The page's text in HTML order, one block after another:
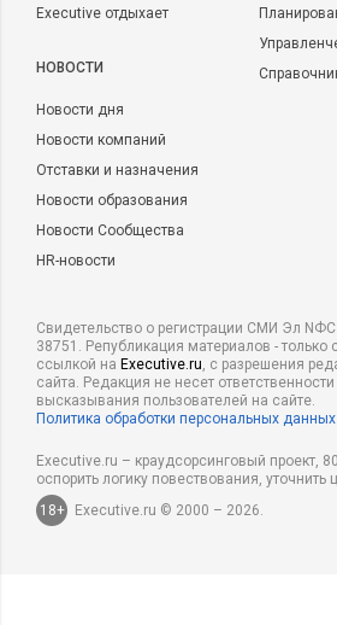
было связи, и препятствия
кандидата есть собака, с
состоялась встреча
Магия!
Читайте также:
Executive отдыхает
НОВОСТИ
Новости дня
Новости компаний
Отставки и назначения
Новости образования
Новости Сообщества
HR-новости
Свидетельство о регистрации СМИ Эл NФС
38751. Републикация материалов - только
ссылкой на Executive.ru, с разрешения
сайта. Редакция не несет ответственности
высказывания пользователей на сайте.
Политика обработки персональных данных
Executive.ru – краудсорсинговый проект,
оспорить логику повествования,
18+
Executive.ru © 2000 – 2026.